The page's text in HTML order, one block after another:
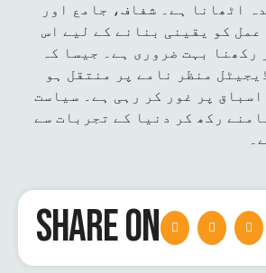
اٹھانا ہے۔ شفاف، جامع اور
کو یقینی بنانے کے لیے اس
رکھنا بہت ضروری ہے۔ جیسا کہ
منظر نامے پر منتقل ہو
پر غور کر رہی ہے۔ سیاست
رکھ کر دنیا کے تجربات سے
SHARE ON